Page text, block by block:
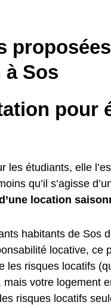
Sos
pour
les étudiants, elle
qu’il s’agisse
location
habitants de Sos
locative, ce
les risques locatifs
votre logement
risques locatifs